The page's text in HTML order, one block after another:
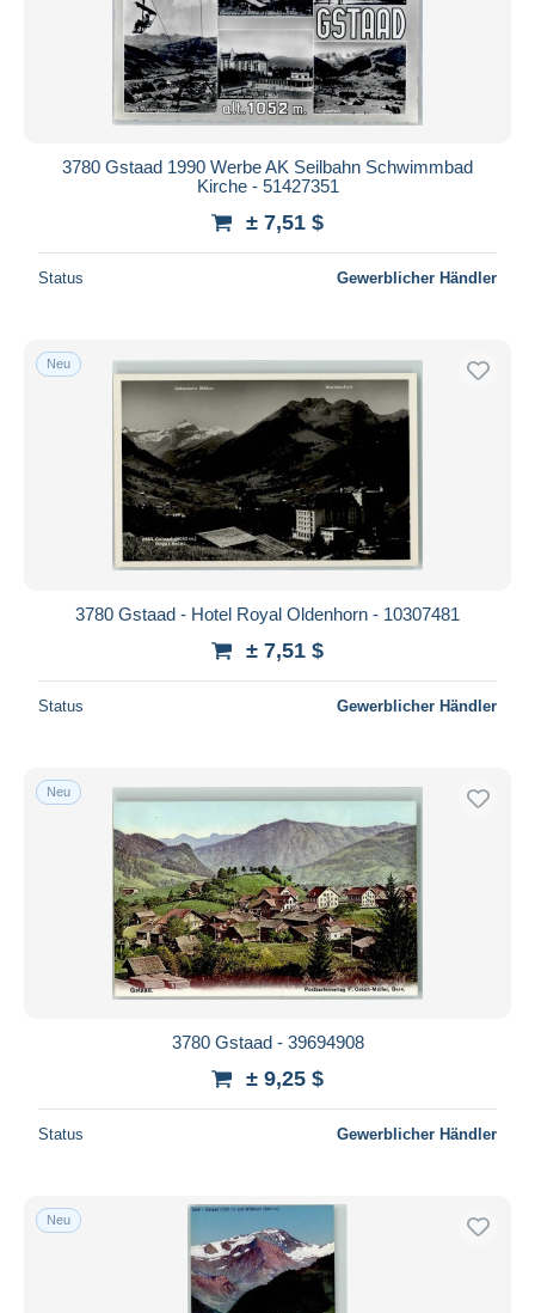
3780 Gstaad 1990 Werbe AK Seilbahn Schwimmbad
Kirche - 51427351
± 7,51 $
Status Gewerblicher Händler
Neu
3780 Gstaad - Hotel Royal Oldenhorn - 10307481
± 7,51 $
Status Gewerblicher Händler
Neu
3780 Gstaad - 39694908
± 9,25 $
Status Gewerblicher Händler
Neu